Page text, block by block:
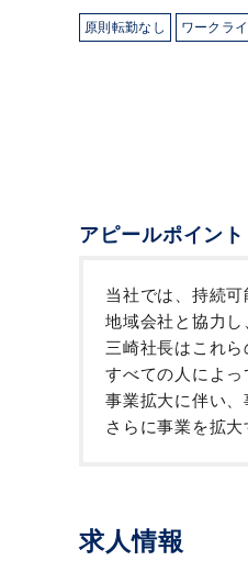
原則転勤なし ワークラ
アピールポイント
当社では、持続
地域会社と協力し
三崎社長はこれ
すべての人によっ
事業拡大に伴い、
さらに事業を拡
求人情報